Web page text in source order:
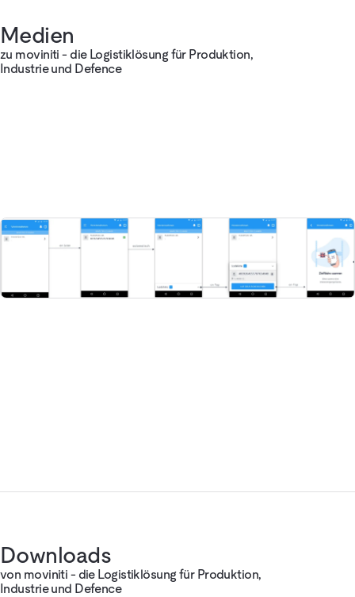
Medien
zu moviniti - die Logistiklösung für Produktion,
Industrie und Defence
Downloads
von moviniti - die Logistiklösung für Produktion,
Industrie und Defence